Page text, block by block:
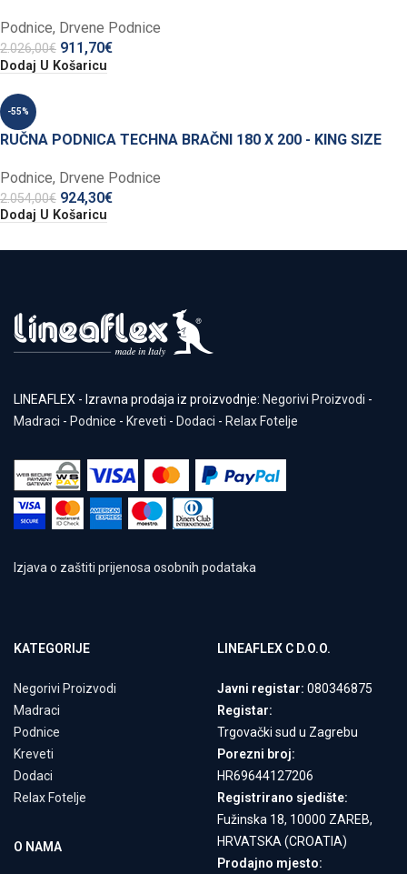
Podnice, Drvene Podnice
2.026,00€ 911,70€
Dodaj U Košaricu
-55%
RUČNA PODNICA TECHNA BRAČNI 180 X 200 - KING SIZE
Podnice, Drvene Podnice
2.054,00€ 924,30€
Dodaj U Košaricu
LINEAFLEX - Izravna prodaja iz proizvodnje: Negorivi Proizvodi -
Madraci - Podnice - Kreveti - Dodaci - Relax Fotelje
Izjava o zaštiti prijenosa osobnih podataka
KATEGORIJE
Negorivi Proizvodi
Madraci
Podnice
Kreveti
Dodaci
Relax Fotelje
O NAMA
LINEAFLEX C D.O.O.
Javni registar: 080346875
Registar:
Trgovački sud u Zagrebu
Porezni broj:
HR69644127206
Registrirano sjedište:
Fužinska 18, 10000 ZAREB,
HRVATSKA (CROATIA)
Prodajno mjesto: